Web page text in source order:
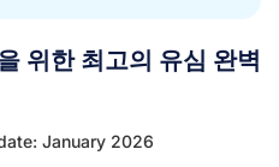
위한 최고의 유심 완벽
January 2026